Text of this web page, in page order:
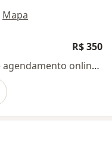
Mapa
R$ 350
Esse especialista não oferece agendamento online para esse endereço.